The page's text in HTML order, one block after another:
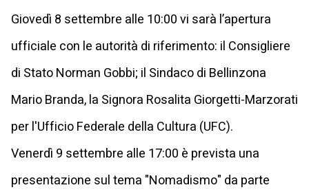
Giovedì 8 settembre alle 10:00 vi sarà l’apertura
ufficiale con le autorità di riferimento: il Consigliere
di Stato Norman Gobbi; il Sindaco di Bellinzona
Mario Branda, la Signora Rosalita Giorgetti-Marzorati
per l'Ufficio Federale della Cultura (UFC).
Venerdì 9 settembre alle 17:00 è prevista una
presentazione sul tema "Nomadismo" da parte